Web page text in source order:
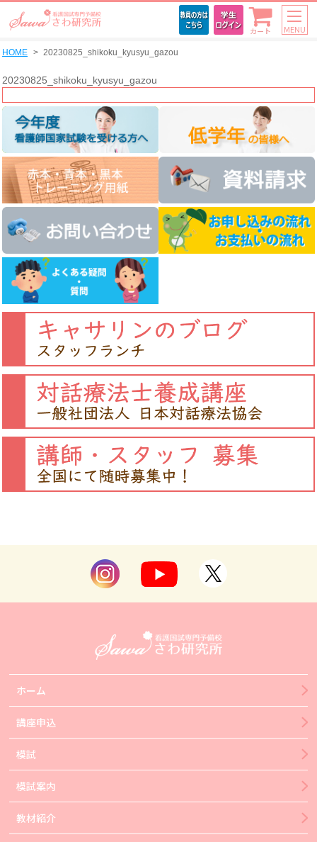
カート MENU
HOME 20230825_shikoku_kyusyu_gazou
20230825_shikoku_kyusyu_gazou
ホーム
講座申込
模試
模試案内
教材紹介